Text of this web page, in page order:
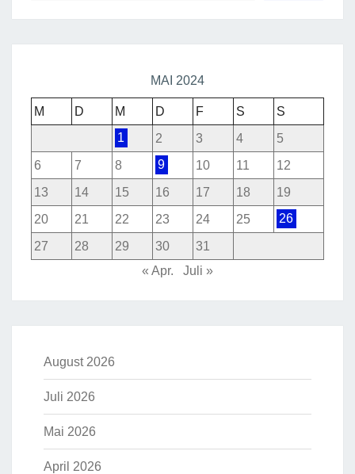
MAI 2024
M D M D F S
S
1
2 3 4
5
6
7 8 9 10 11
12
13
14 15 16 17 18
19
20
21 22 23 24 25
26
27
28 29 30
31
« Apr.
Juli »
August 2026
Juli 2026
Mai 2026
April 2026